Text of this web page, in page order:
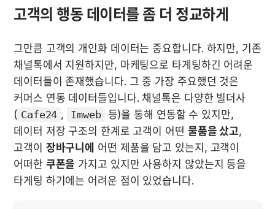
고객의 행동 데이터를 좀 더 정교하게
그만큼 고객의 개인화 데이터는 중요합니다. 하지만, 기존
채널톡에서 지원하지만, 마케팅으로 타게팅하긴 어려운
데이터들이 존재했습니다. 그 중 가장 주요했던 것은
커머스 연동 데이터들입니다. 채널톡은 다양한 빌더사
( Cafe24 , Imweb
등)을 통해 연동할 수 있지만,
데이터 저장 구조의 한계로 고객이 어떤 물품을 샀고,
고객이 장바구니에
어떤 제품을 담고 있는지, 고객이
어떠한 쿠폰을 가지고 있지만 사용하지 않았는지 등을
타게팅 하기에는 어려운 점이 있었습니다.